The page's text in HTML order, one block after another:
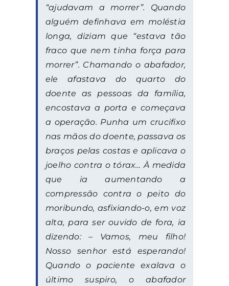
“ajudavam a morrer”. Quando
alguém definhava em moléstia
longa, diziam que “estava tão
fraco que nem tinha força para
morrer”. Chamando o abafador,
ele afastava do quarto do
doente as pessoas da família,
encostava a porta e começava
a operação. Punha um crucifixo
nas mãos do doente, passava os
braços pelas costas e aplicava o
joelho contra o tórax… À medida
que ia aumentando a
compressão contra o peito do
moribundo, asfixiando-o, em voz
alta, para ser ouvido de fora, ia
dizendo: – Vamos, meu filho!
Nosso senhor está esperando!
Quando o paciente exalava o
último suspiro, o abafador